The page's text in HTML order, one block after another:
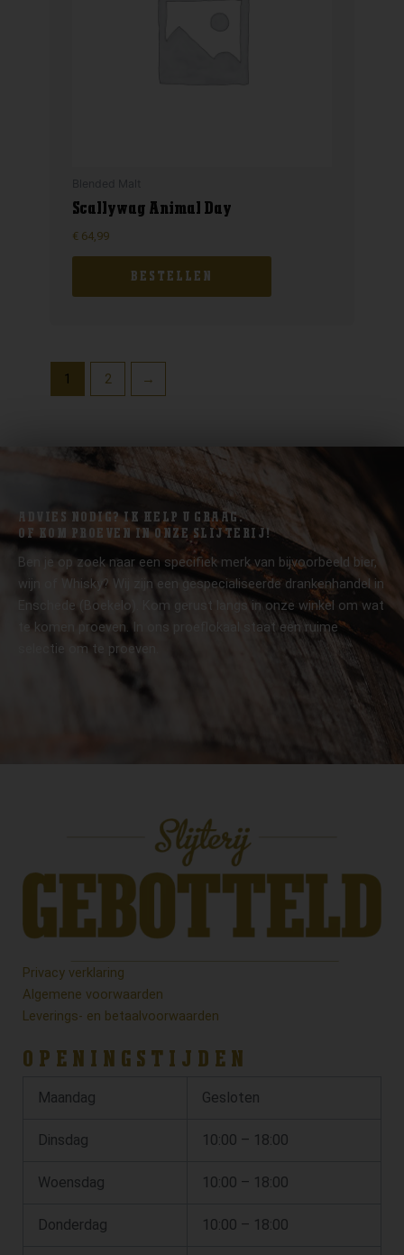
Scallywag Animal Day
€64,99
BESTELLEN
1 2 →
ADVIES NODIG? IK HELP U GRAAG.
OF KOM PROEVEN IN ONZE SLIJTERIJ!
Ben je op zoek naar een specifiek merk van bijvoorbeeld bier,
wijn of Whisky? Wij zijn een gespecialiseerde drankenhandel in
Enschede (Boekelo). Kom gerust langs in onze winkel om wat
te komen proeven. In ons proeflokaal staat een ruime
selectie om te proeven.
Privacy verklaring
Algemene voorwaarden
Leverings- en betaalvoorwaarden
OPENINGSTIJDEN
Maandag Gesloten
Dinsdag 10:00 – 18:00
Woensdag 10:00 – 18:00
Donderdag 10:00 – 18:00